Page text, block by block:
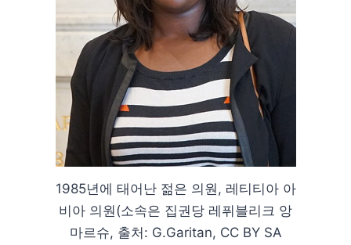
1985년에 태어난 젊은 의원, 레티티아 아
비아 의원(소속은 집권당 레퓌블리크 앙
마르슈, 출처: G.Garitan, CC BY SA